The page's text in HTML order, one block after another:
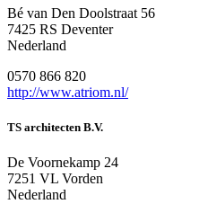
Bé van Den Doolstraat 56
7425 RS Deventer
Nederland
0570 866 820
http://www.atriom.nl/
TS architecten B.V.
De Voornekamp 24
7251 VL Vorden
Nederland